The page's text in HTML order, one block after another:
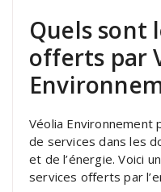
Quels sont
offerts par
Véolia Environnement
de services dans les
et de l’énergie. Voici
services offerts par